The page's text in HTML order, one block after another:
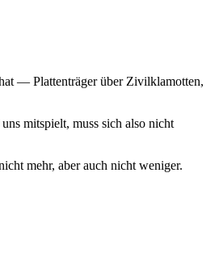
— Plattenträger über Zivilklamotten,
mitspielt, muss sich also nicht
mehr, aber auch nicht weniger.